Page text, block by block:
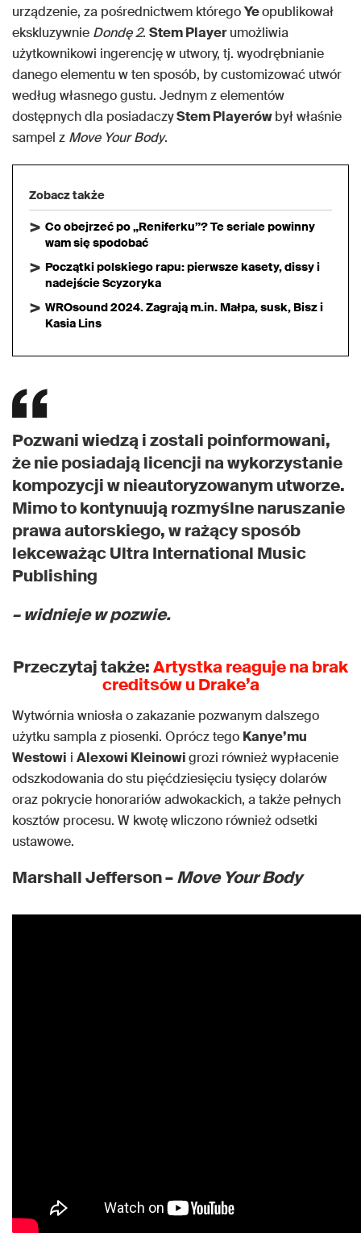
urządzenie, za pośrednictwem któregoYeopublikował
ekskluzywnie Dondę 2. Stem Playerumożliwia
użytkownikowi ingerencję w utwory, tj. wyodrębnianie
danego elementu w ten sposób, by customizować utwór
według własnego gustu. Jednym z elementów
dostępnych dla posiadaczyStem Playerówbył właśnie
sampel z Move Your Body.
Zobacz także
Co obejrzeć po „Reniferku”? Te seriale powinny
wam się spodobać
Początki polskiego rapu: pierwsze kasety, dissy i
nadejście Scyzoryka
WROsound 2024. Zagrają m.in. Małpa, susk, Bisz i
Kasia Lins
Pozwani wiedzą i zostali poinformowani,
że nie posiadają licencji na wykorzystanie
kompozycji w nieautoryzowanym utworze.
Mimo to kontynuują rozmyślne naruszanie
prawa autorskiego, w rażący sposób
lekceważąc Ultra International Music
Publishing
– widnieje w pozwie.
Przeczytaj także:Artystka reaguje na brak
creditsów u Drake’a
Wytwórnia wniosła o zakazanie pozwanym dalszego
użytku sampla z piosenki. Oprócz tego Kanye’mu
Westowi i Alexowi Kleinowigrozi również wypłacenie
odszkodowania do stu pięćdziesięciu tysięcy dolarów
oraz pokrycie honorariów adwokackich, a także pełnych
kosztów procesu. W kwotę wliczono również odsetki
ustawowe.
Marshall Jefferson –Move Your Body